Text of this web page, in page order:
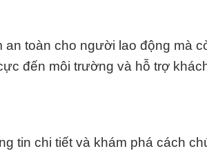
toàn cho người lao động mà
đến môi trường và hỗ trợ
tin chi tiết và khám phá cách